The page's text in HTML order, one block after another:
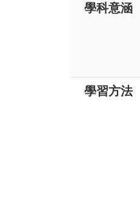
學科意涵
學習方法